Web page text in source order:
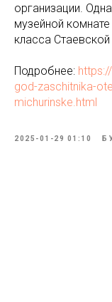
организации.
музейной
класса
Подробнее:
god-zaschitnika-
michurinske.html
2025-01-29 01:10